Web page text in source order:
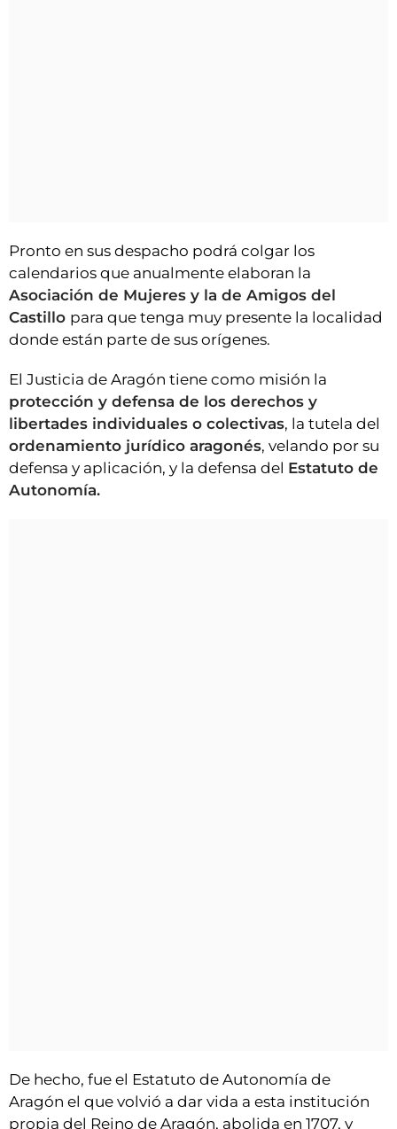
Pronto en sus despacho podrá colgar los
calendarios que anualmente elaboran la
Asociación de Mujeres y la de Amigos del
Castillo para que tenga muy presente la localidad
donde están parte de sus orígenes.
El Justicia de Aragón tiene como misión la
protección y defensa de los derechos y
libertades individuales o colectivas, la tutela del
ordenamiento jurídico aragonés, velando por su
defensa y aplicación, y la defensa del Estatuto de
Autonomía.
De hecho, fue el Estatuto de Autonomía de
Aragón el que volvió a dar vida a esta institución
propia del Reino de Aragón, abolida en 1707, y